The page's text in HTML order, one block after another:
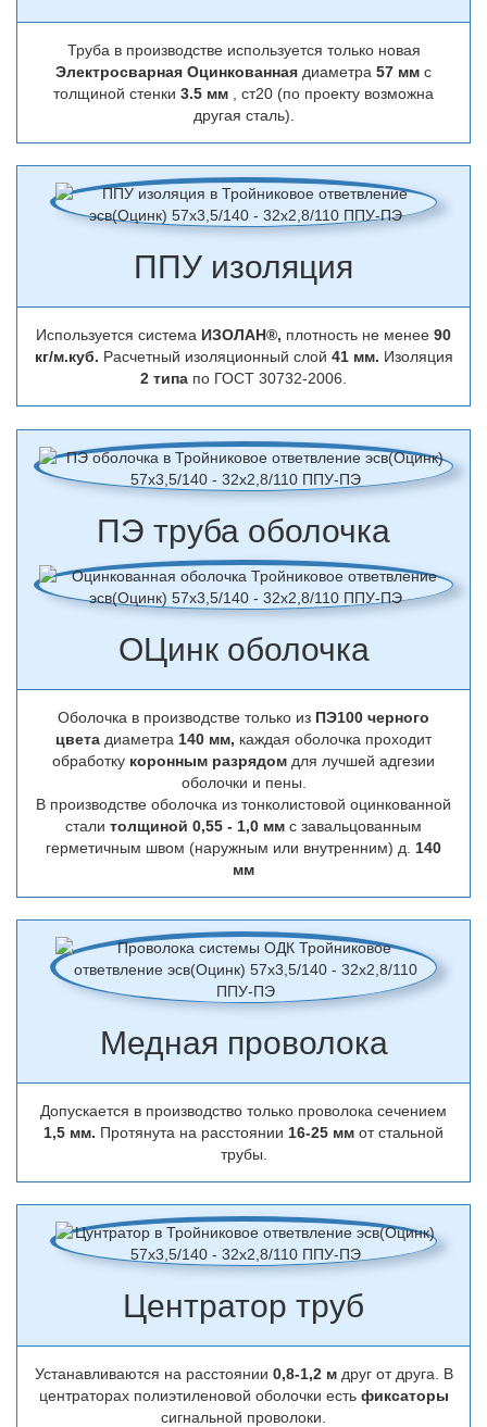
Труба в производстве используется только новая
Электросварная Оцинкованная диаметра 57 мм с
толщиной стенки 3.5 мм , ст20 (по проекту возможна
другая сталь).
ППУ изоляция
Используется система ИЗОЛАН®, плотность не менее 90
кг/м.куб. Расчетный изоляционный слой 41 мм. Изоляция
2 типа по ГОСТ 30732-2006.
ПЭ труба оболочка
ОЦинк оболочка
Оболочка в производстве только из ПЭ100 черного
цвета диаметра 140 мм, каждая оболочка проходит
обработку коронным разрядом для лучшей адгезии
оболочки и пены.
В производстве оболочка из тонколистовой оцинкованной
стали толщиной 0,55 - 1,0 мм с завальцованным
герметичным швом (наружным или внутренним) д. 140
мм
Медная проволока
Допускается в производство только проволока сечением
1,5 мм. Протянута на расстоянии 16-25 мм от стальной
трубы.
Центратор труб
Устанавливаются на расстоянии 0,8-1,2 м друг от друга. В
центраторах полиэтиленовой оболочки есть фиксаторы
сигнальной проволоки.